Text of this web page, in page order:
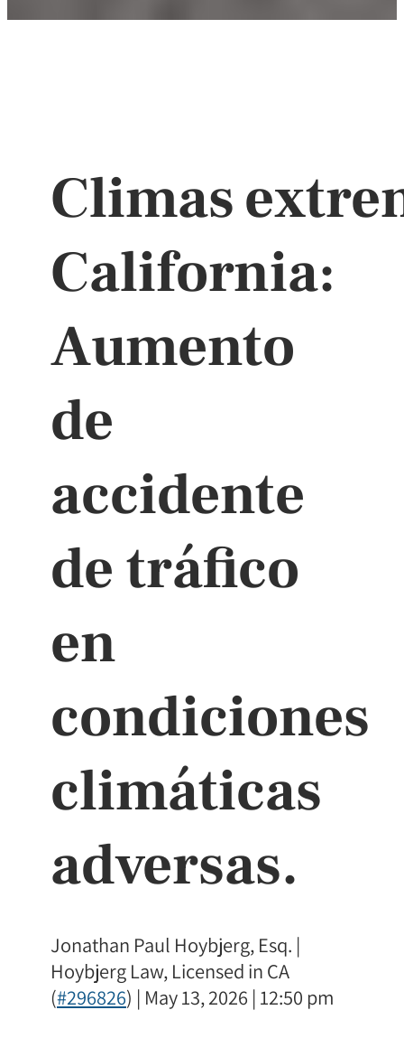
Climas
California:
Aumento
de
accidente
de tráfico
en
condiciones
climáticas
adversas.
Jonathan Paul Hoybjerg, Esq. |
Hoybjerg Law, Licensed in CA
(#296826) | May 13, 2026 | 12:50 pm